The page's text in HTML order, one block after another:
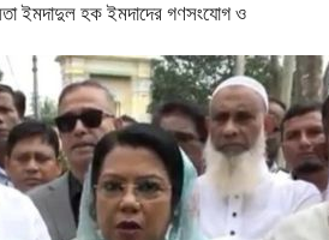
ইমদাদুল হক ইমদাদের গণসংযোগ ও